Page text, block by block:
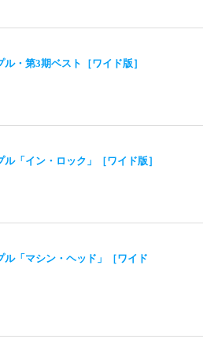
・第3期ベスト［ワイド版］
「イン・ロック」［ワイド版］
ル「マシン・ヘッド」［ワイド